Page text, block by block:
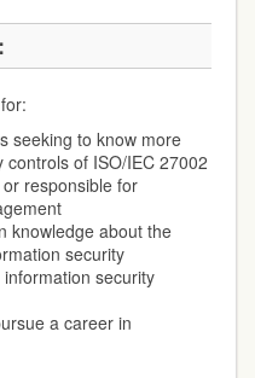
seeking to know more
of ISO/IEC 27002
responsible for
knowledge about the
security
security
a career in